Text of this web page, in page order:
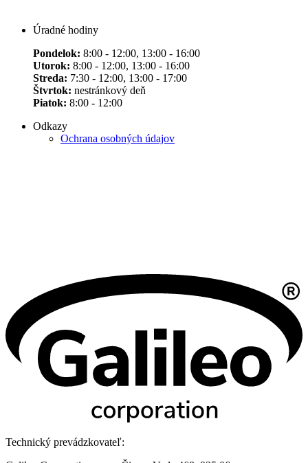
Úradné hodiny
Pondelok: 8:00 - 12:00, 13:00 - 16:00
Utorok: 8:00 - 12:00, 13:00 - 16:00
Streda: 7:30 - 12:00, 13:00 - 17:00
Štvrtok: nestránkový deň
Piatok: 8:00 - 12:00
Odkazy
Ochrana osobných údajov
Technický prevádzkovateľ: